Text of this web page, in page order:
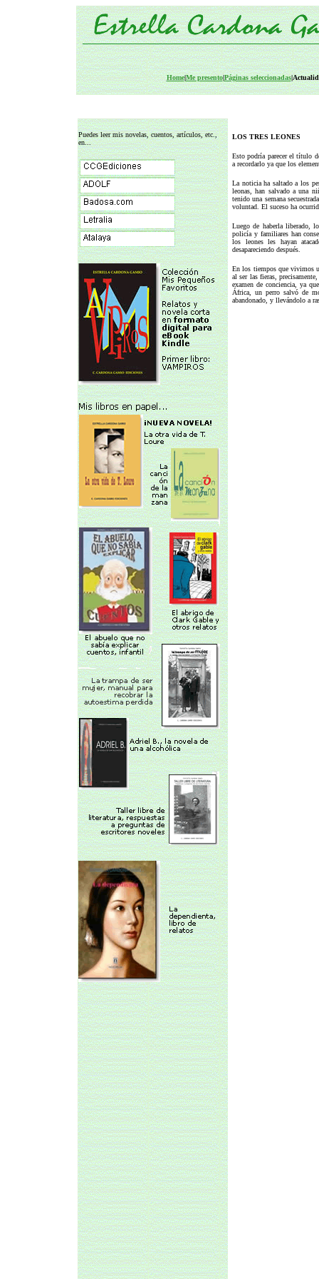
Home|Me presento|Páginas seleccionadas
Puedes leer mis novelas, cuentos, artículos, etc.,
en...
LOS TRES LEONES
Esto podría parecer el título
a recordarlo ya que los
La noticia ha saltado a los
leonas, han salvado a una
tenido una semana
voluntad. El suceso ha
Luego de haberla liberado,
policía y familiares han
los leones les hayan
desapareciendo después.
En los tiempos que vivimos
al ser las fieras,
examen de conciencia, ya
África, un perro salvó de
abandonado, y llevándolo a